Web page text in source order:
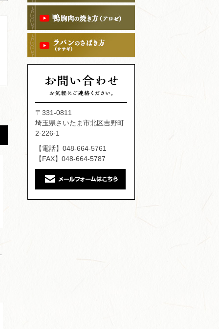
〒331-0811
埼玉県さいたま市北区吉野町
2-226-1
【電話】048-664-5761
【FAX】048-664-5787